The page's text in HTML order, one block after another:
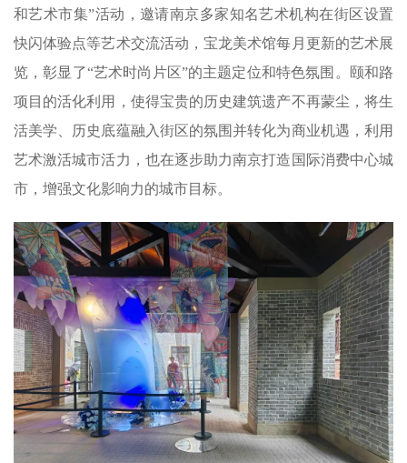
和艺术市集”活动，邀请南京多家知名艺术机构在街区设置
快闪体验点等艺术交流活动，宝龙美术馆每月更新的艺术展
览，彰显了“艺术时尚片区”的主题定位和特色氛围。颐和路
项目的活化利用，使得宝贵的历史建筑遗产不再蒙尘，将生
活美学、历史底蕴融入街区的氛围并转化为商业机遇，利用
艺术激活城市活力，也在逐步助力南京打造国际消费中心城
市，增强文化影响力的城市目标。